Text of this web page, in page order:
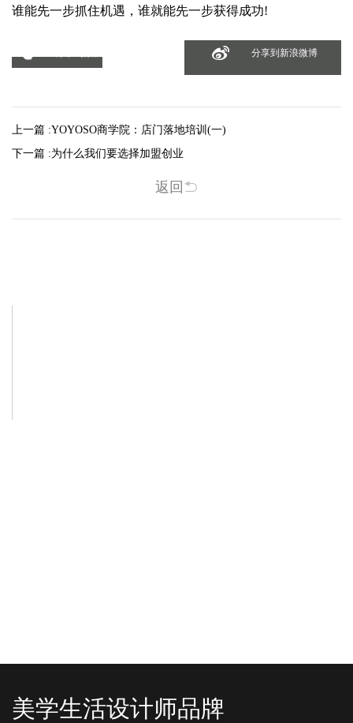
谁能先一步抓住机遇，谁就能先一步获得成功!
分享到新浪微博
上一篇 :YOYOSO商学院：店门落地培训(一)
下一篇 :为什么我们要选择加盟创业
返回
美学生活设计师品牌